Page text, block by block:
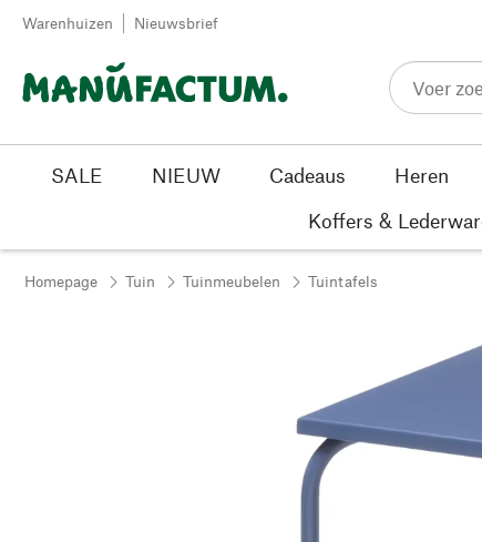
Passer au contenu
Warenhuizen Nieuwsbrief
SALE NIEUW Cadeaus Heren
Koffers &
Homepage Tuin Tuinmeubelen Tuintafels